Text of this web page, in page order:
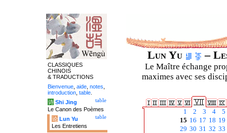
Lun Yu –
Le Maître échange
maximes avec ses
1 2 3 4
5
15 16 17 18 19
29 30 31 32 33
CLASSIQUES
CHINOIS
& TRADUCTIONS
Bienvenue aide notes
introduction table
table
诗 Shi Jing
Le Canon des Poèmes
table
论 Lun Yu
Les Entretiens